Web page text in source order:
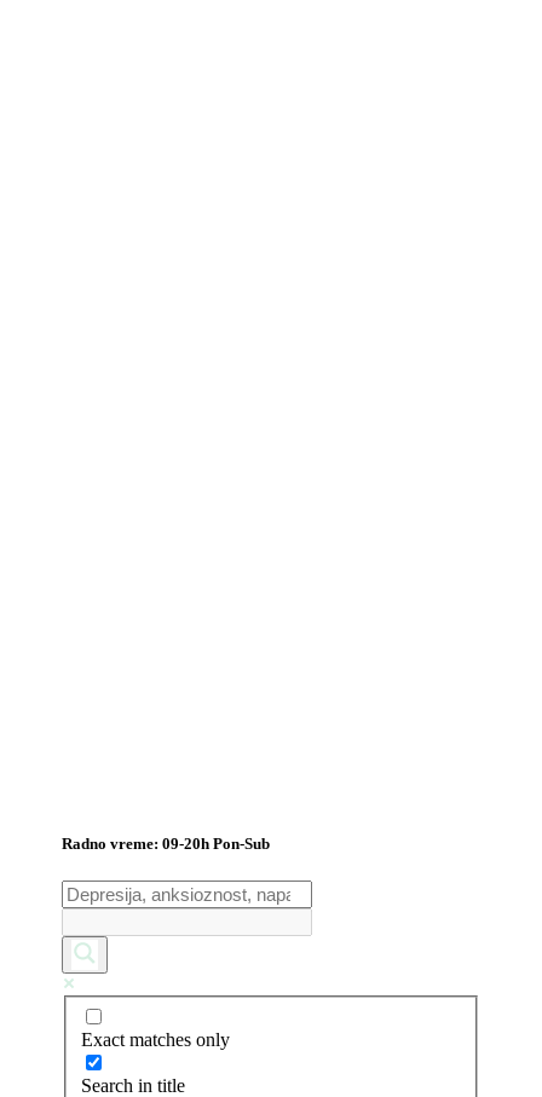
Radno vreme: 09-20h Pon-Sub
Exact matches only
Search in title